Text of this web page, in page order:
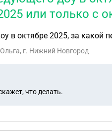
или только с
в октябре 2025, за какой
г. Нижний Новгород
что делать.